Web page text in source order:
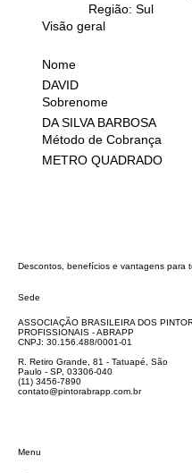
Região: Sul
Visão geral
Nome
DAVID
Sobrenome
DA SILVA BARBOSA
Método de Cobrança
METRO QUADRADO
Descontos, benefícios e vantagens para
Sede
ASSOCIAÇÃO BRASILEIRA DOS
PROFISSIONAIS - ABRAPP
CNPJ: 30.156.488/0001-01
R. Retiro Grande, 81 - Tatuapé, São
Paulo - SP, 03306-040
(11) 3456-7890
contato@pintorabrapp.com.br
Menu